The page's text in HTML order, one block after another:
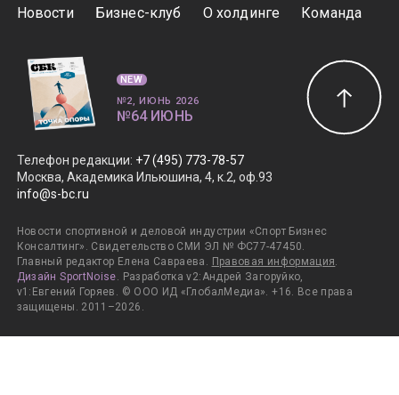
Новости Бизнес-клуб О холдинге Команда
Телефон редакции: +7 (495) 773-78-57
Москва, Академика Ильюшина, 4, к.2, оф.93
info@s-bc.ru
Новости спортивной и деловой индустрии «Спорт Бизнес
Консалтинг». Свидетельство СМИ ЭЛ № ФС77-47450.
Главный редактор Елена Савраева. Правовая информация.
Дизайн SportNoise. Разработка v2:Андрей Загоруйко,
v1:Евгений Горяев. © ООО ИД «ГлобалМедиа». +16. Все права
защищены. 2011–2026.
NEW
№2, ИЮНЬ 2026
№64 ИЮНЬ